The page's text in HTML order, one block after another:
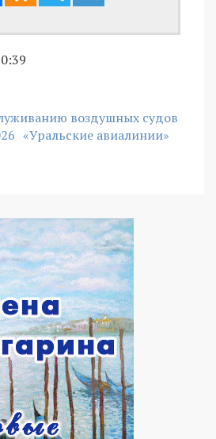
воздушных судов
«Уральские авиалинии»